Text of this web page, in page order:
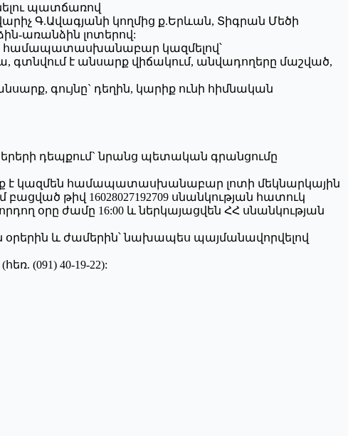
պատճառով
Գ.Ավագյանի կողմից ք.Երևան, Տիգրան Մեծի
առանձին լոտերով:
համապատասխանաբար կազմելով՝
գտնվում է անսարք վիճակում, անվադողերը մաշված,
գույնը` դեղին, կարիք ունի հիմնական
դեպքում` նրանց պետական գրանցումը
է կազմեն համապատասխանաբար լոտի մեկնարկային
թիվ 16028027192709 սնանկության հատուկ
օրը ժամը 16:00 և ներկայացվեն ՀՀ սնանկության
և ժամերին՝ նախապես պայմանավորվելով
(091) 40-19-22):